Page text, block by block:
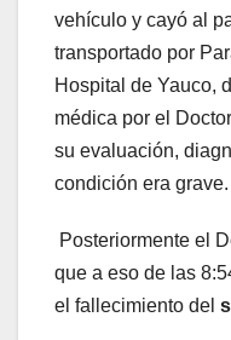
vehículo y cayó al
transportado por
Hospital de Yauco,
médica por el
su evaluación,
condición era
Posteriormente el
que a eso de las
el fallecimiento del